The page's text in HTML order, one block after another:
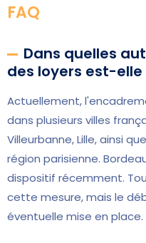
FAQ
Dans quelles
des loyers est-
Actuellement,
dans plusieurs villes
Villeurbanne, Lille, ainsi
région parisienne.
dispositif récemment.
cette mesure, mais le
éventuelle mise en place.